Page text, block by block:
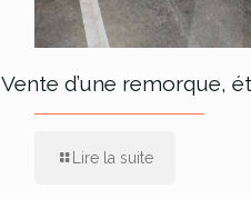
Vente d’une remorque,
Lire la suite